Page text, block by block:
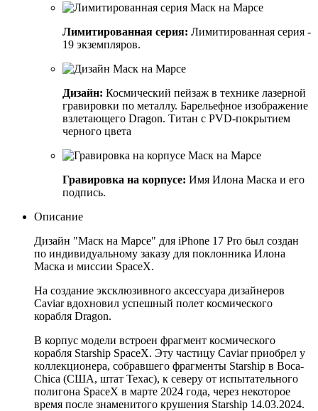
Лимитированная серия: Лимитированная серия -
19 экземпляров.
Дизайн: Космический пейзаж в технике лазерной
гравировки по металлу. Барельефное изображение
взлетающего Dragon. Титан с PVD-покрытием
черного цвета
Гравировка на корпусе: Имя Илона Маска и его
подпись.
Описание
Дизайн "Маск на Марсе" для iPhone 17 Pro был создан
по индивидуальному заказу для поклонника Илона
Маска и миссии SpaceX.
На создание эксклюзивного аксессуара дизайнеров
Caviar вдохновил успешный полет космического
корабля Dragon.
В корпус модели встроен фрагмент космического
корабля Starship SpaceX. Эту частицу Caviar приобрел у
коллекционера, собравшего фрагменты Starship в Boca-
Chica (США, штат Техас), к северу от испытательного
полигона SpaceX в марте 2024 года, через некоторое
время после знаменитого крушения Starship 14.03.2024.